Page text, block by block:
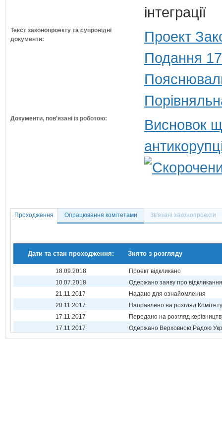
інтеграції
Текст законопроекту та супровідні
документи:
Проект
Подання
Документи, пов'язані із роботою:
Висновок
Проходження Опрацювання комітетами Зв'язані законопроекти
Дати та стан проходження: Знято з розгляду
18.09.2018
Проект відкликано
10.07.2018
Одержано заяву про відкликання
21.11.2017
Надано для ознайомлення
20.11.2017
Направлено на розгляд Комітету
17.11.2017
Передано на розгляд
17.11.2017
Одержано Верховною Радою